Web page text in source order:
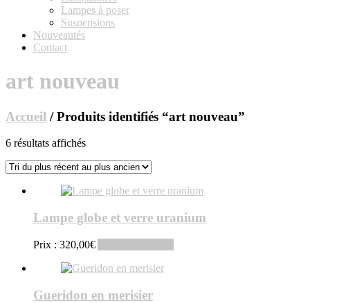
Lampes à poser
Suspensions
Nouveautés
Contact
art nouveau
Accueil / Produits identifiés “art nouveau”
6 résultats affichésTrié
plus
au
ancien
Lampe globe et verre uranium
Prix : 320,00€
Gueridon en merisier